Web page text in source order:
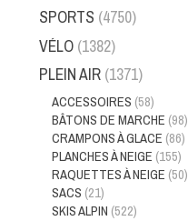
SPORTS (4750)
VÉLO (1382)
PLEIN AIR (1371)
ACCESSOIRES (58)
BÂTONS DE MARCHE (98)
CRAMPONS À GLACE (86)
PLANCHES À NEIGE (155)
RAQUETTES À NEIGE (50)
SACS (21)
SKIS ALPIN (522)